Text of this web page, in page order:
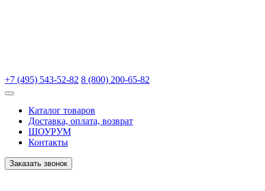
+7 (495) 543-52-82 8 (800) 200-65-82
Каталог товаров
Доставка, оплата, возврат
ШОУРУМ
Контакты
Заказать звонок